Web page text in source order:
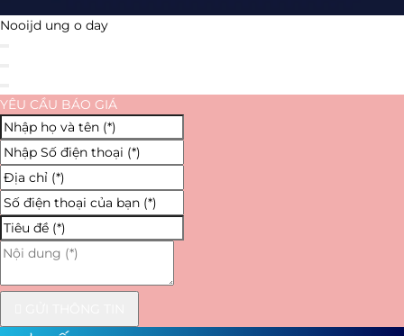
Nooijd ung o day
YÊU CẦU BÁO GIÁ